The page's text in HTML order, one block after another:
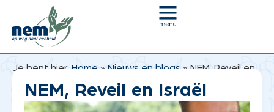
Je bent hier: Home»Nieuws en blogs» NEM, Reveil en
IsraëlNEM, Reveil en Israël